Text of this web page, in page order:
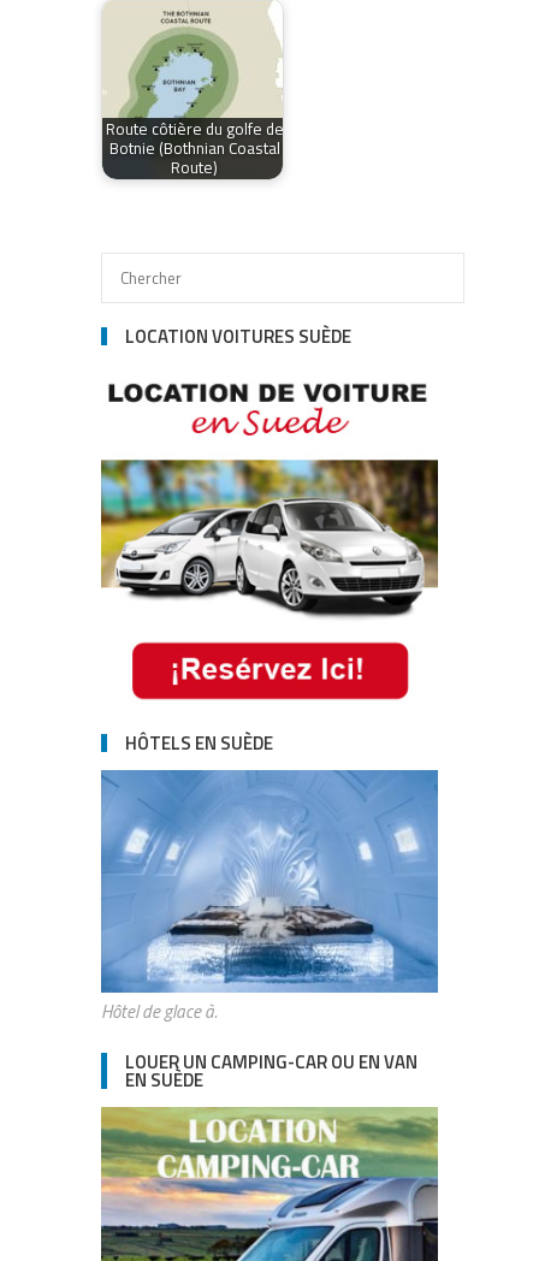
Route côtière du golfe de
Botnie (Bothnian Coastal
Route)
LOCATION VOITURES SUÈDE
HÔTELS EN SUÈDE
Hôtel de glace à.
LOUER UN CAMPING-CAR OU EN VAN
EN SUÈDE